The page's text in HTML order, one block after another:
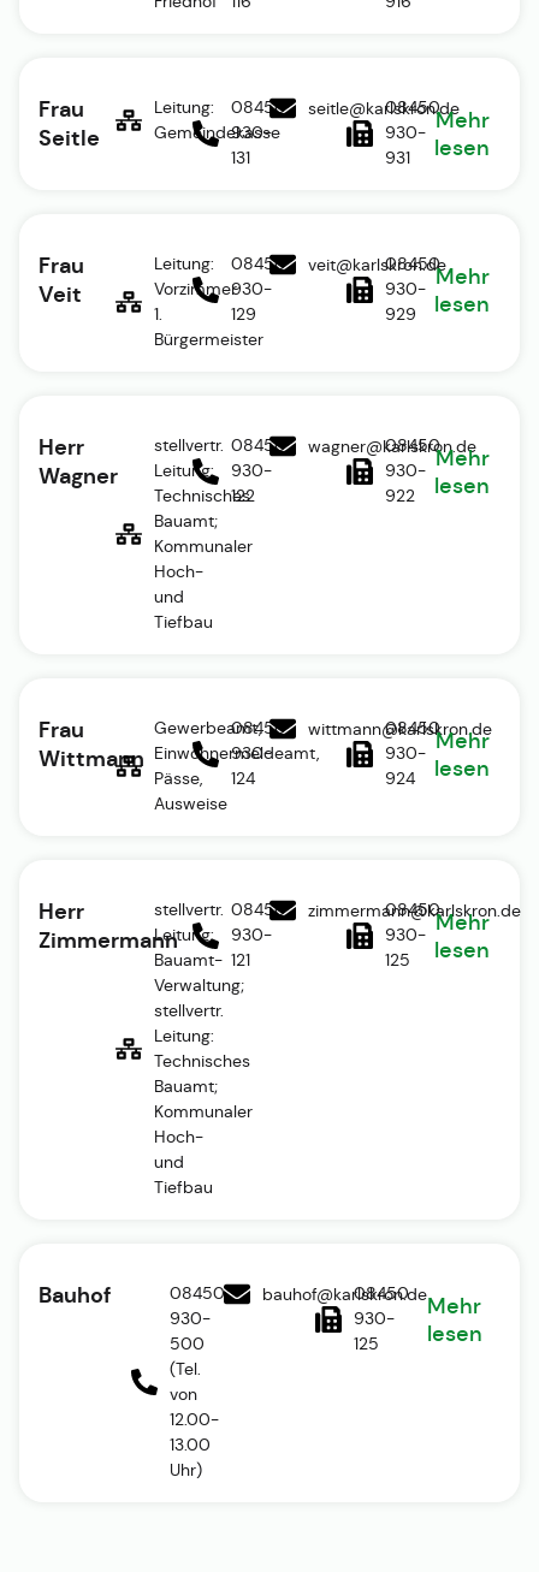
Frau
Seitle
Leitung:
Gemeindekasse
08450
930-
131
seitle@karlskron.de
08450
930-
931
Mehr
lesen
Frau
Veit
Leitung:
Vorzimmer
1.
Bürgermeister
08450
930-
129
veit@karlskron.de
08450
930-
929
Mehr
lesen
Herr
Wagner
stellvertr.
Leitung:
Technisches
Bauamt;
Kommunaler
Hoch-
und
Tiefbau
08450
930-
122
wagner@karlskron.de
08450
930-
922
Mehr
lesen
Frau
Wittmann
Gewerbeamt,
Einwohnermeldeamt,
Pässe,
Ausweise
08450
930-
124
wittmann@karlskron.de
08450
930-
924
Mehr
lesen
Herr
Zimmermann
stellvertr.
Leitung:
Bauamt-
Verwaltung;
stellvertr.
Leitung:
Technisches
Bauamt;
Kommunaler
Hoch-
und
Tiefbau
08450
930-
121
zimmermann@karlskron.de
08450
930-
125
Mehr
lesen
Bauhof
08450
930-
500
(Tel.
von
12.00-
13.00
Uhr)
bauhof@karlskron.de
08450
930-
125
Mehr
lesen